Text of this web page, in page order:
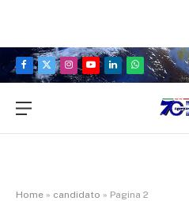
Facebook
X
Instagram
YouTubeLinkedInWhatsApp
Home » candidato » Pagina 2